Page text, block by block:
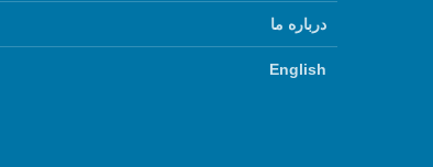
درباره ما
English